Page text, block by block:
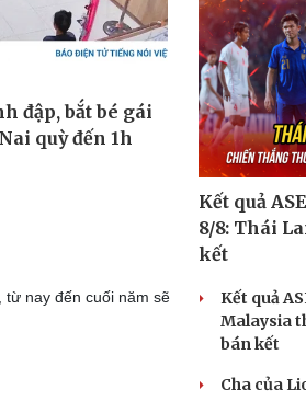
từ nay đến cuối năm sẽ
Kết quả
8/8: Thái
kết
Kết quả
Malaysia
bán kết
Cha của